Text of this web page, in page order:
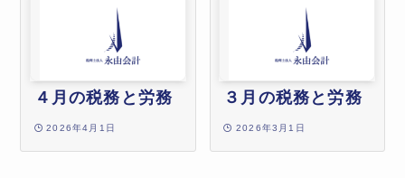
４月の税務と労務
2026年4月1日
３月の税務と労務
2026年3月1日